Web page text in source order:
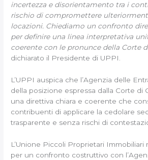
incertezza e disorientamento tra i
rischio di compromettere
locazioni. Chiediamo un confronto
per definire una linea interpretativa
coerente con le pronunce della Corte
dichiarato il Presidente di UPPI.
L’UPPI auspica che l’Agenzia delle
della posizione espressa dalla Corte di
una direttiva chiara e coerente che
contribuenti di applicare la cedolare
trasparente e senza rischi di
L’Unione Piccoli Proprietari Immobiliari
per un confronto costruttivo con